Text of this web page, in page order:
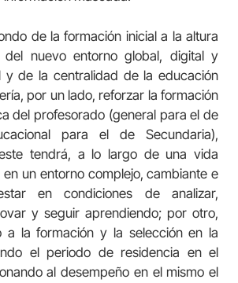
de la formación inicial a la altura
nuevo entorno global, digital y
y de la centralidad de la educación
por un lado, reforzar la formación
del profesorado (general para el de
para el de Secundaria),
tendrá, a lo largo de una vida
en un entorno complejo, cambiante e
en condiciones de analizar,
y seguir aprendiendo; por otro,
a la formación y la selección en la
el periodo de residencia en el
al desempeño en el mismo el